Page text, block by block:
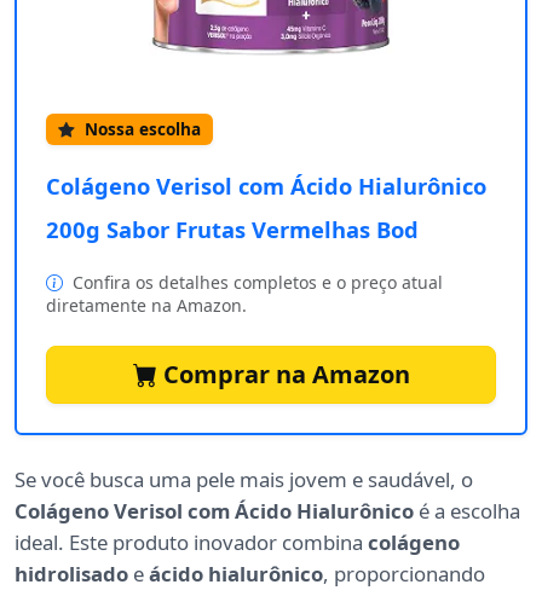
Nossa escolha
Colágeno Verisol com Ácido Hialurônico
200g Sabor Frutas Vermelhas Bod
Confira os detalhes completos e o preço atual
diretamente na Amazon.
Comprar na Amazon
Se você busca uma pele mais jovem e saudável, o
Colágeno Verisol com Ácido Hialurônico é a escolha
ideal. Este produto inovador combina colágeno
hidrolisado eácido hialurônico, proporcionando